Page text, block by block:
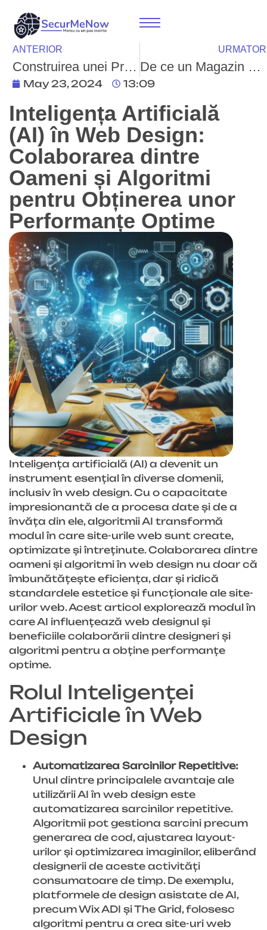
ANTERIOR
Construirea unei Prezențe Digitale Puternice: Importanța SEO și Advertorialelor
URMATOR
De ce un Magazin Online este Esențial pentru Business
May 23, 2024 13:09
Inteligența Artificială
(AI) în Web Design:
Colaborarea dintre
Oameni și Algoritmi
pentru Obținerea unor
Performanțe Optime
Inteligența artificială (AI) a devenit un
instrument esențial în diverse domenii,
inclusiv în web design. Cu o capacitate
impresionantă de a procesa date și de a
învăța din ele, algoritmii AI transformă
modul în care site-urile web sunt create,
optimizate și întreținute. Colaborarea dintre
oameni și algoritmi în web design nu doar că
îmbunătățește eficiența, dar și ridică
standardele estetice și funcționale ale site-
urilor web. Acest articol explorează modul în
care AI influențează web designul și
beneficiile colaborării dintre designeri și
algoritmi pentru a obține performanțe
optime.
Rolul Inteligenței
Artificiale în Web
Design
Automatizarea Sarcinilor Repetitive:
Unul dintre principalele avantaje ale
utilizării AI în web design este
automatizarea sarcinilor repetitive.
Algoritmii pot gestiona sarcini precum
generarea de cod, ajustarea layout-
urilor și optimizarea imaginilor, eliberând
designerii de aceste activități
consumatoare de timp. De exemplu,
platformele de design asistate de AI,
precum Wix ADI și The Grid, folosesc
algoritmi pentru a crea site-uri web